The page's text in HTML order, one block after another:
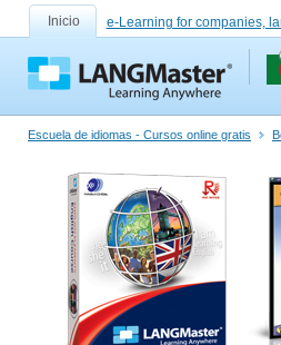
Inicio e-Learning for companies,
Escuela de idiomas - Cursos online gratis